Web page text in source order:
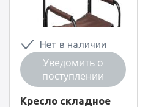
Нет в наличии
Уведомить о
поступлении
Кресло складное